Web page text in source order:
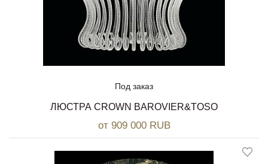
Под заказ
ЛЮСТРА CROWN BAROVIER&TOSO
от 909 000 RUB